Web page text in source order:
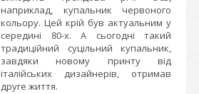
наприклад, купальник червоного
кольору. Цей крій був актуальним у
середині 80-х. А сьогодні такий
традиційний суцільний купальник,
завдяки новому принту від
італійських дизайнерів, отримав
друге життя.